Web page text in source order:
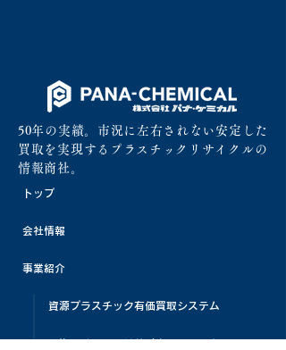
50年の実績。市況に左右されない安定した
買取を実現するプラスチックリサイクルの
情報商社。
トップ
会社情報
事業紹介
資源プラスチック有価買取システム